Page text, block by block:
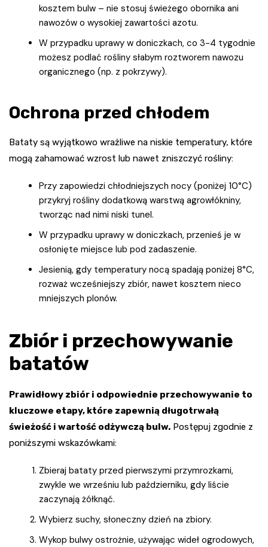
kosztem bulw – nie stosuj świeżego obornika ani
nawozów o wysokiej zawartości azotu.
W przypadku uprawy w doniczkach, co 3-4 tygodnie
możesz podlać rośliny słabym roztworem nawozu
organicznego (np. z pokrzywy).
Ochrona przed chłodem
Bataty są wyjątkowo wrażliwe na niskie temperatury, które
mogą zahamować wzrost lub nawet zniszczyć rośliny:
Przy zapowiedzi chłodniejszych nocy (poniżej 10°C)
przykryj rośliny dodatkową warstwą agrowłókniny,
tworząc nad nimi niski tunel.
W przypadku uprawy w doniczkach, przenieś je w
osłonięte miejsce lub pod zadaszenie.
Jesienią, gdy temperatury nocą spadają poniżej 8°C,
rozważ wcześniejszy zbiór, nawet kosztem nieco
mniejszych plonów.
Zbiór i przechowywanie
batatów
Prawidłowy zbiór i odpowiednie przechowywanie to
kluczowe etapy, które zapewnią długotrwałą
świeżość i wartość odżywczą bulw. Postępuj zgodnie z
poniższymi wskazówkami:
Zbieraj bataty przed pierwszymi przymrozkami,
zwykle we wrześniu lub październiku, gdy liście
zaczynają żółknąć.
Wybierz suchy, słoneczny dzień na zbiory.
Wykop bulwy ostrożnie, używając wideł ogrodowych,